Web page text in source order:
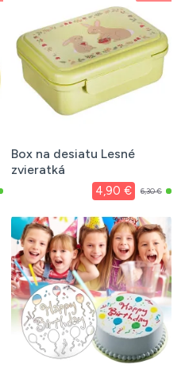
Box na desiatu Lesné
zvieratká
4,90 € 6,30 €